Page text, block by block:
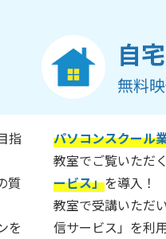
指
質
を
自
無料
パソコンスクール
教室でご覧いただく
ービス」を導入！
教室で受講いただ
信サービス」を利用